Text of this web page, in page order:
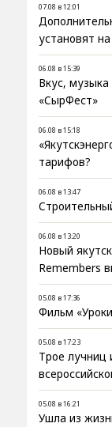
07.08 в 12:01
установят
06.08 в 15:39
Вкус, музыка
«СырФест»
06.08 в 15:18
тарифов?
06.08 в 13:47
06.08 в 13:20
Новый
Remembers
05.08 в 17:36
Фильм
05.08 в 17:23
Трое лучниц
05.08 в 16:21
Ушла из